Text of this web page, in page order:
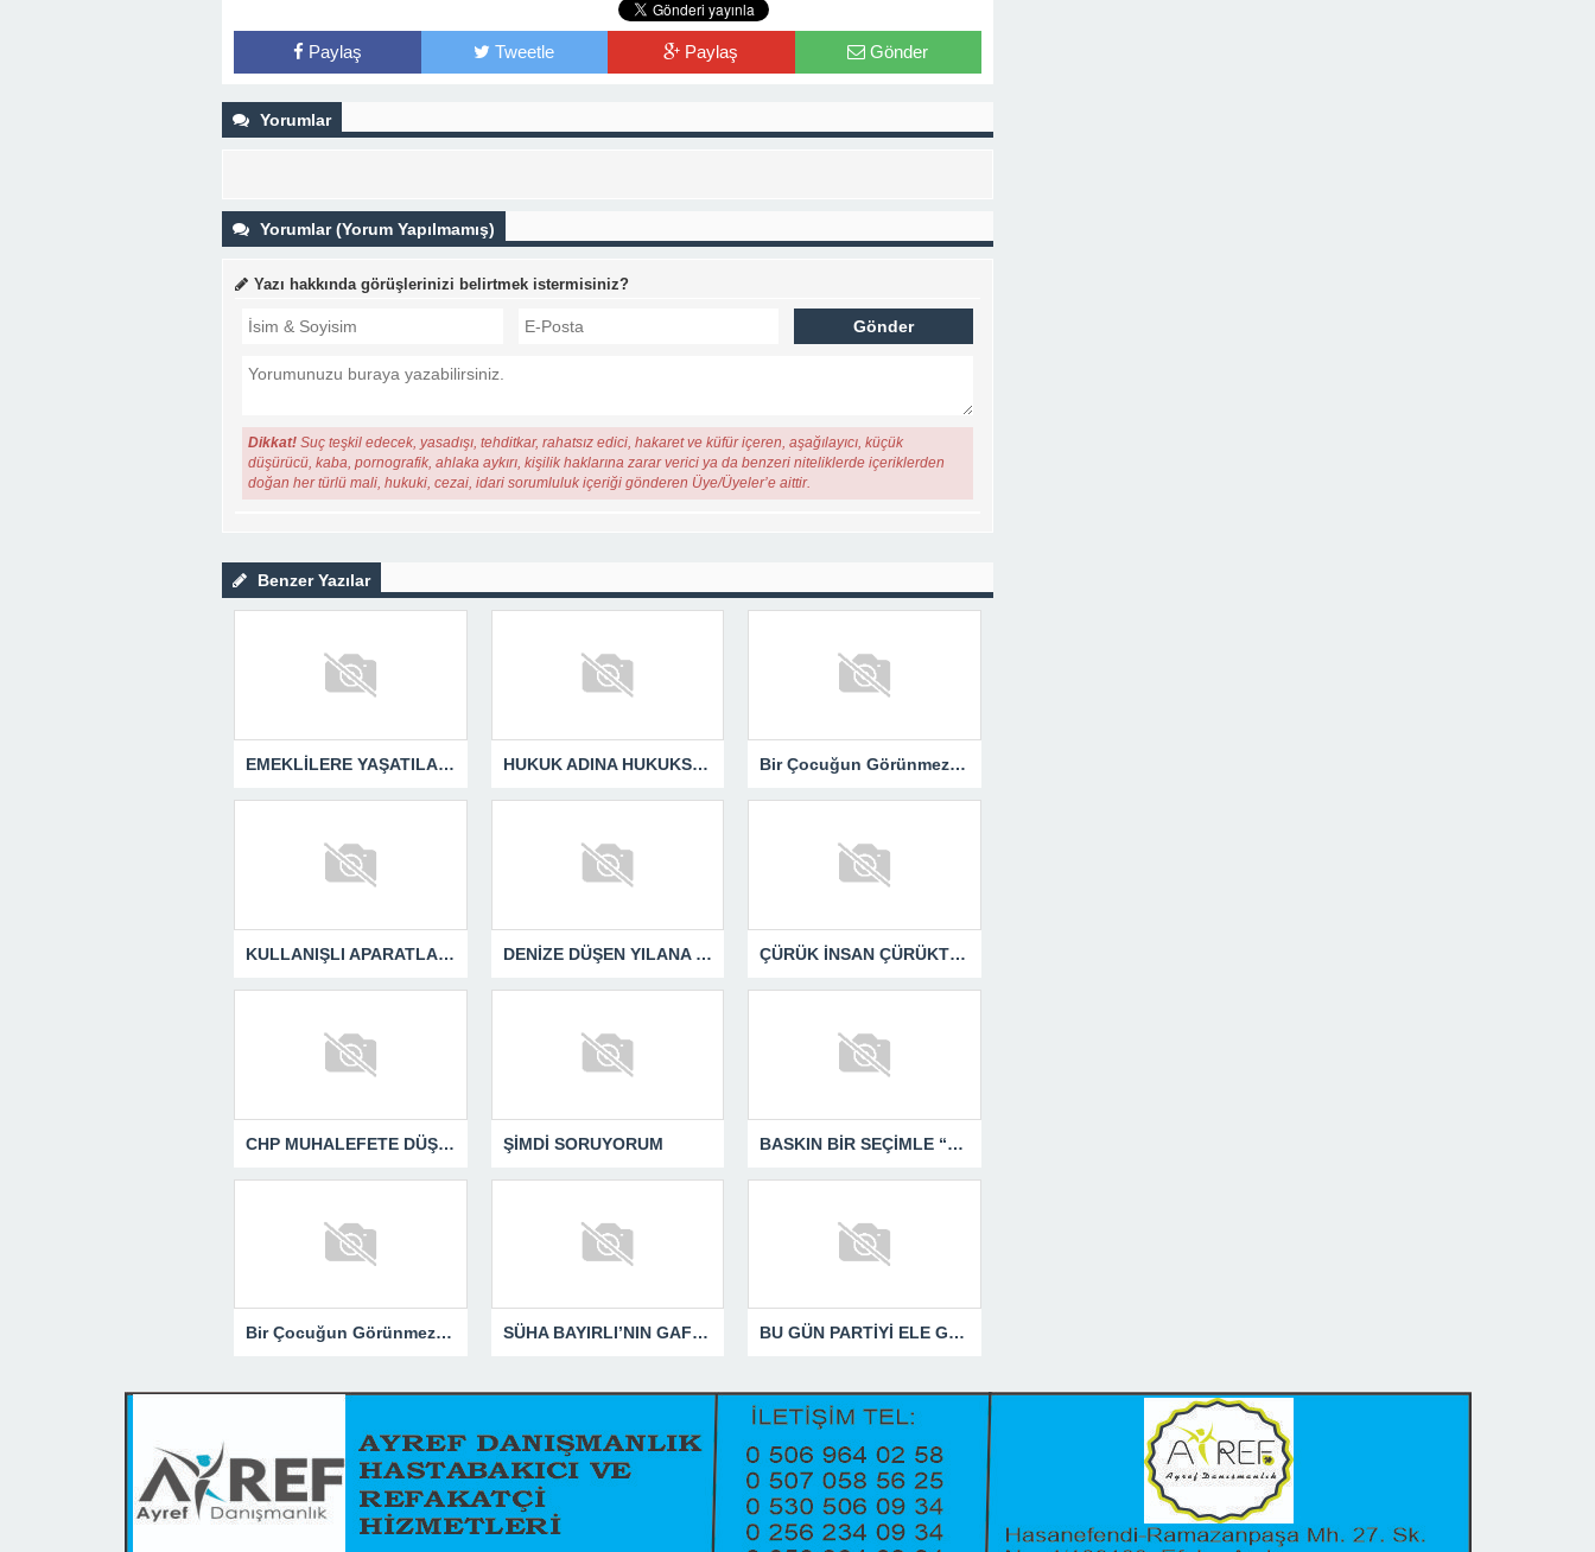
Paylaş Tweetle Paylaş Gönder
Yorumlar
Yorumlar (Yorum Yapılmamış)
Yazı hakkında görüşlerinizi belirtmek istermisiniz?
Dikkat! Suç teşkil edecek, yasadışı, tehditkar, rahatsız edici, hakaret ve küfür içeren, aşağılayıcı, küçük
düşürücü, kaba, pornografik, ahlaka aykırı, kişilik haklarına zarar verici ya da benzeri niteliklerde içeriklerden
doğan her türlü mali, hukuki, cezai, idari sorumluluk içeriği gönderen Üye/Üyeler’e aittir.
Benzer Yazılar
HUKUK ADINA HUKUKSUZLUK
Bir Çocuğun Görünmez Yaraları – 41 “Koparılmış Çocuklar” SÜHA BAYIRLI’NIN GAFLARI BU GÜN PARTİYİ ELE GEÇİRDİĞİNİ ZANNEDENLER YAKIN BİR GELECEKTE SİYASETİN ÇÖPLÜĞÜNDE YERİNİ ALACAKTIR